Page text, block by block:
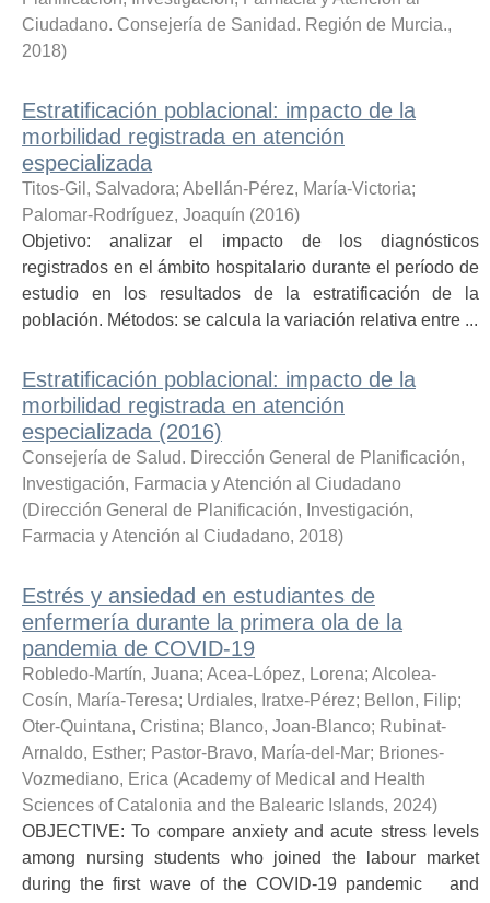
Ciudadano. Consejería de Sanidad. Región de Murcia.,
2018)
Estratificación poblacional: impacto de la
morbilidad registrada en atención
especializada
Titos-Gil, Salvadora; Abellán-Pérez, María-Victoria;
Palomar-Rodríguez, Joaquín (2016)
Objetivo: analizar el impacto de los diagnósticos
registrados en el ámbito hospitalario durante el período de
estudio en los resultados de la estratificación de la
población. Métodos: se calcula la variación relativa entre ...
Estratificación poblacional: impacto de la
morbilidad registrada en atención
especializada (2016)
Consejería de Salud. Dirección General de Planificación,
Investigación, Farmacia y Atención al Ciudadano
(Dirección General de Planificación, Investigación,
Farmacia y Atención al Ciudadano, 2018)
Estrés y ansiedad en estudiantes de
enfermería durante la primera ola de la
pandemia de COVID-19
Robledo-Martín, Juana; Acea-López, Lorena; Alcolea-
Cosín, María-Teresa; Urdiales, Iratxe-Pérez; Bellon, Filip;
Oter-Quintana, Cristina; Blanco, Joan-Blanco; Rubinat-
Arnaldo, Esther; Pastor-Bravo, María-del-Mar; Briones-
Vozmediano, Erica (Academy of Medical and Health
Sciences of Catalonia and the Balearic Islands, 2024)
OBJECTIVE: To compare anxiety and acute stress levels
among nursing students who joined the labour market
during the first wave of the COVID-19 pandemic and